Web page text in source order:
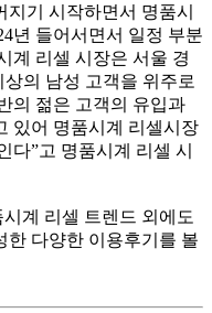
기 시작하면서 명품시
년 들어서면서 일정 부분
계 리셀 시장은 서울 경
의 남성 고객을 위주로
의 젊은 고객의 유입과
있어 명품시계 리셀시장
다”고 명품시계 리셀 시
계 리셀 트렌드 외에도
한 다양한 이용후기를 볼